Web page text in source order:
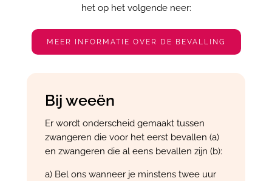
het op het volgende neer:
MEER INFORMATIE OVER DE BEVALLING
Bij weeën
Er wordt onderscheid gemaakt tussen
zwangeren die voor het eerst bevallen (a)
en zwangeren die al eens bevallen zijn (b):
a) Bel ons wanneer je minstens twee uur